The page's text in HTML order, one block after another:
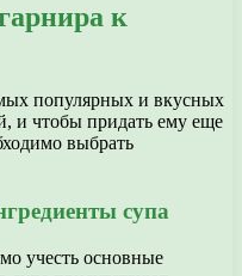
к
популярных и вкусных
и чтобы придать ему еще
выбрать
супа
учесть основные